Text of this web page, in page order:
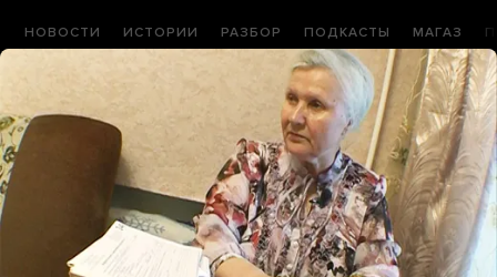
НОВОСТИ ИСТОРИИ РАЗБОР ПОДКАСТЫ МАГАЗ